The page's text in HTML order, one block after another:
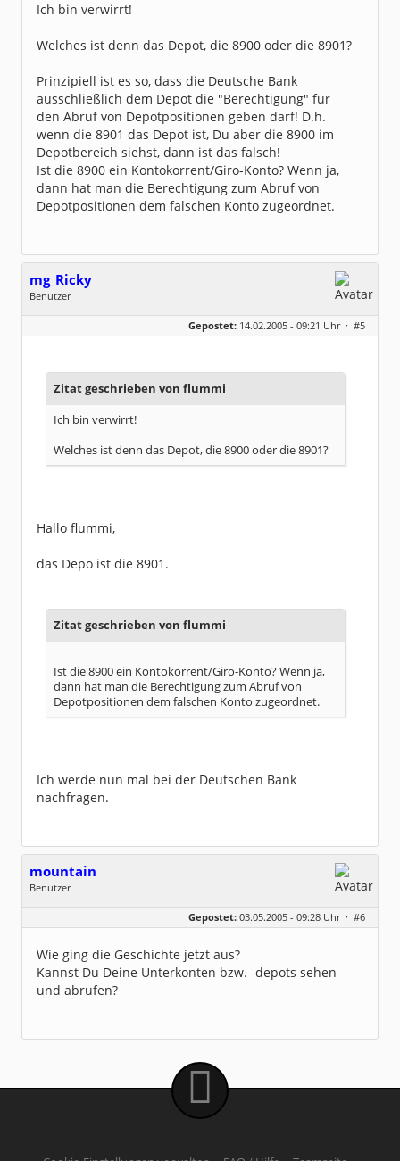
Ich bin verwirrt!
Welches ist denn das Depot, die 8900 oder die 8901?
Prinzipiell ist es so, dass die Deutsche Bank
ausschließlich dem Depot die "Berechtigung" für
den Abruf von Depotpositionen geben darf! D.h.
wenn die 8901 das Depot ist, Du aber die 8900 im
Depotbereich siehst, dann ist das falsch!
Ist die 8900 ein Kontokorrent/Giro-Konto? Wenn ja,
dann hat man die Berechtigung zum Abruf von
Depotpositionen dem falschen Konto zugeordnet.
mg_Ricky
Benutzer
Geschlecht:
keine Angabe
Dabei seit:
02 / 2005
Gepostet: 14.02.2005 - 09:21 Uhr · #5
Zitat geschrieben von flummi
Ich bin verwirrt!
Welches ist denn das Depot, die 8900 oder die 8901?
Hallo flummi,
das Depo ist die 8901.
Zitat geschrieben von flummi
Ist die 8900 ein Kontokorrent/Giro-Konto? Wenn ja,
dann hat man die Berechtigung zum Abruf von
Depotpositionen dem falschen Konto zugeordnet.
Ich werde nun mal bei der Deutschen Bank
nachfragen.
mountain
Benutzer
Dabei seit:
07 / 2004
Gepostet: 03.05.2005 - 09:28 Uhr · #6
Wie ging die Geschichte jetzt aus?
Kannst Du Deine Unterkonten bzw. -depots sehen
und abrufen?